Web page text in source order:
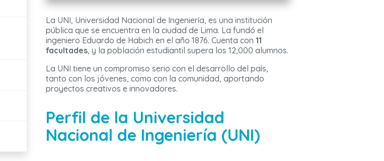
La UNI, Universidad Nacional de Ingeniería, es una institución
pública que se encuentra en la ciudad de Lima. La fundó el
ingeniero Eduardo de Habich en el año 1876. Cuenta con 11
facultades, y la población estudiantil supera los 12,000 alumnos.
La UNI tiene un compromiso serio con el desarrollo del país,
tanto con los jóvenes, como con la comunidad, aportando
proyectos creativos e innovadores.
Perfil de la Universidad
Nacional de Ingeniería (UNI)